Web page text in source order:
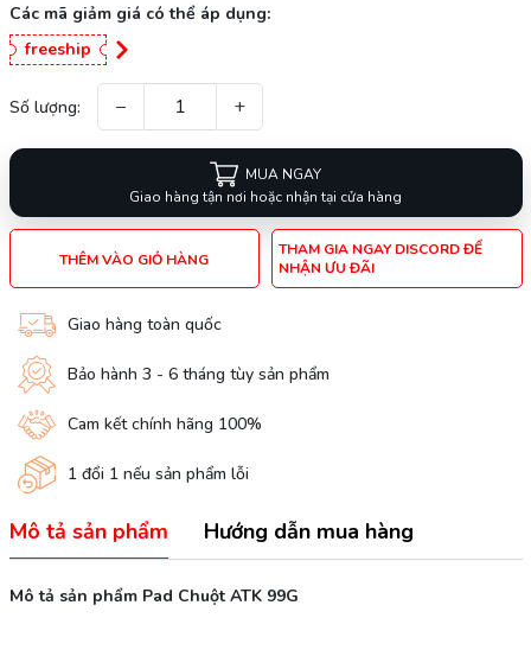
Các mã giảm giá có thể áp dụng:
freeship
Số lượng: − +
MUA NGAY
Giao hàng tận nơi hoặc nhận tại cửa hàng
THÊM VÀO GIỎ HÀNG
THAM GIA NGAY DISCORD ĐỂ
NHẬN ƯU ĐÃI
Giao hàng toàn quốc
Bảo hành 3 - 6 tháng tùy sản phẩm
Cam kết chính hãng 100%
1 đổi 1 nếu sản phẩm lỗi
Mô tả sản phẩm Hướng dẫn mua hàng
Mô tả sản phẩm Pad Chuột ATK 99G